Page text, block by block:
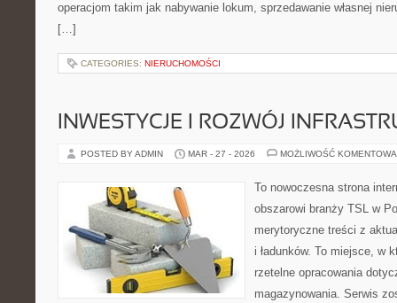
operacjom takim jak nabywanie lokum, sprzedawanie własnej
[…]
CATEGORIES: NIERUCHOMOŚCI
INWESTYCJE I ROZWÓJ
POSTED BY ADMIN MAR - 27 - 2026 MOŻLIWOŚĆ
To nowoczesna strona
obszarowi branży TSL w
merytoryczne treści z
i ładunków. To miejsce, w
rzetelne opracowania
magazynowania. Serwis